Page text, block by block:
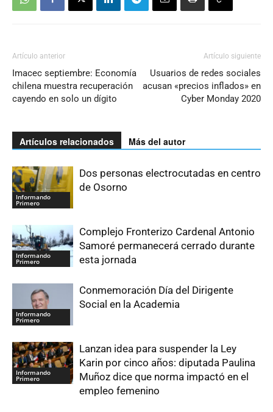
Artículo anterior
Imacec septiembre: Economía
chilena muestra recuperación
cayendo en solo un dígito
Artículo siguiente
Usuarios de redes sociales
acusan «precios inflados» en
Cyber Monday 2020
Artículos relacionados Más del autor
Informando
Primero
Dos personas electrocutadas en centro
de Osorno
Informando
Primero
Complejo Fronterizo Cardenal Antonio
Samoré permanecerá cerrado durante
esta jornada
Informando
Primero
Conmemoración Día del Dirigente
Social en la Academia
Informando
Primero
Lanzan idea para suspender la Ley
Karin por cinco años: diputada Paulina
Muñoz dice que norma impactó en el
empleo femenino